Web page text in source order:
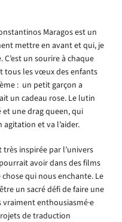
Maragos est un
mettre en avant et qui, je
C’est un sourire à chaque
tous les vœux des enfants
: un petit garçon a
un cadeau rose. Le lutin
une drag queen, qui
et va l’aider.
inspirée par l’univers
avoir dans des films
qui nous enchante. Le
un sacré défi de faire une
enthousiasmé·e
de traduction